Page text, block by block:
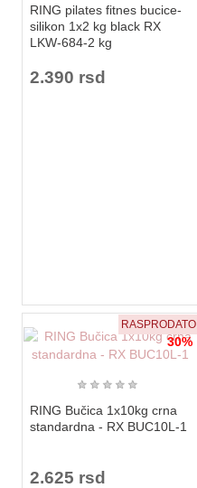
RING pilates fitnes bucice-
silikon 1x2 kg black RX
LKW-684-2 kg
2.390 rsd
RASPRODATO
30%
★ ★ ★ ★ ★
RING Bučica 1x10kg crna
standardna - RX BUC10L-1
2.625 rsd